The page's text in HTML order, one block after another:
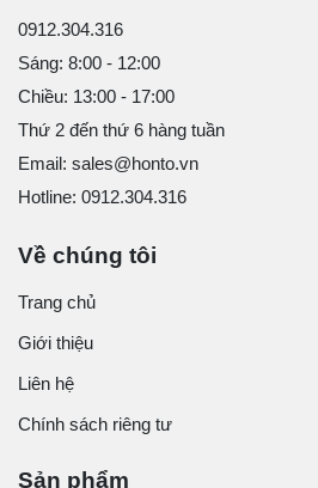
0912.304.316
Sáng: 8:00 - 12:00
Chiều: 13:00 - 17:00
Thứ 2 đến thứ 6 hàng tuần
Email: sales@honto.vn
Hotline: 0912.304.316
Về chúng tôi
Trang chủ
Giới thiệu
Liên hệ
Chính sách riêng tư
Sản phẩm